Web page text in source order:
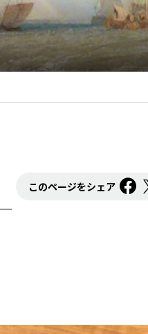
このページをシェア